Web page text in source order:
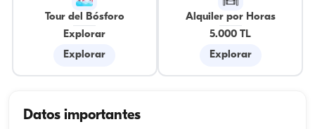
Tour del Bósforo
Explorar
Explorar
Alquiler por Horas
5.000 TL
Explorar
Datos importantes